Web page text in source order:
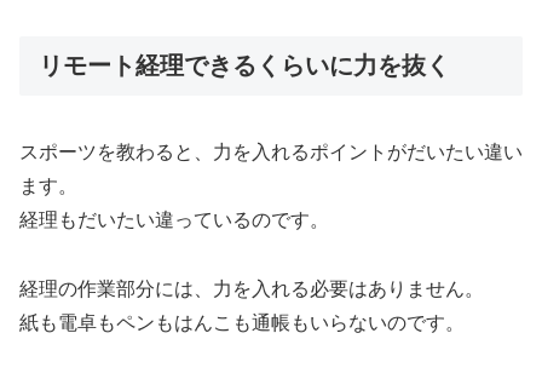
リモート経理できるくらいに力を抜く
スポーツを教わると、力を入れるポイントがだいたい違い
ます。
経理もだいたい違っているのです。
経理の作業部分には、力を入れる必要はありません。
紙も電卓もペンもはんこも通帳もいらないのです。